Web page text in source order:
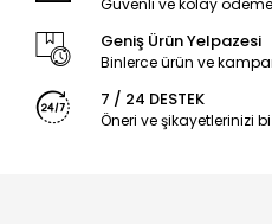
Güvenli ve kolay
Geniş Ürün Yelpazesi
Binlerce ürün ve
7 / 24 DESTEK
Öneri ve şikayetlerinizi